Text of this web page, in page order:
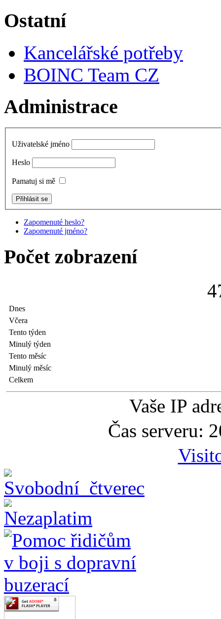
Ostatní
Kancelářské potřeby
BOINC Team CZ
Administrace
Uživatelské jméno
Heslo
Pamatuj si mě
Zapomenuté heslo?
Zapomenuté jméno?
Počet zobrazení
4
Dnes
Včera
Tento týden
Minulý týden
Tento měsíc
Minulý měsíc
Celkem
Vaše IP
Čas serveru: